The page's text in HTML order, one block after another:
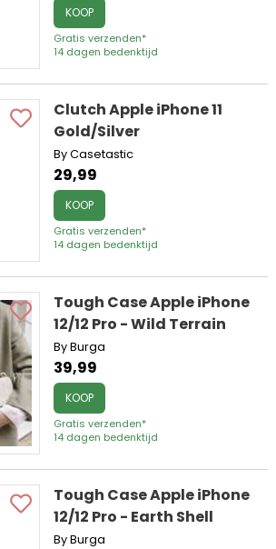
KOOP
Gratis verzenden*
14 dagen bedenktijd
Clutch Apple iPhone 11
Gold/Silver
By Casetastic
29,99
KOOP
Gratis verzenden*
14 dagen bedenktijd
Tough Case Apple iPhone
12/12 Pro - Wild Terrain
By Burga
39,99
KOOP
Gratis verzenden*
14 dagen bedenktijd
Tough Case Apple iPhone
12/12 Pro - Earth Shell
By Burga